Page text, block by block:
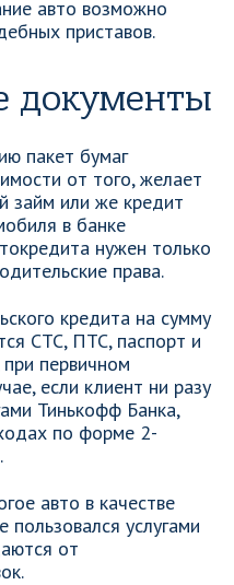
авто возможно
приставов.
документы
пакет бумаг
от того, желает
займ или же кредит
в банке
нужен только
права.
кредита на сумму
СТС, ПТС, паспорт и
первичном
если клиент ни разу
Тинькофф Банка,
по форме 2-
авто в качестве
пользовался услугами
от